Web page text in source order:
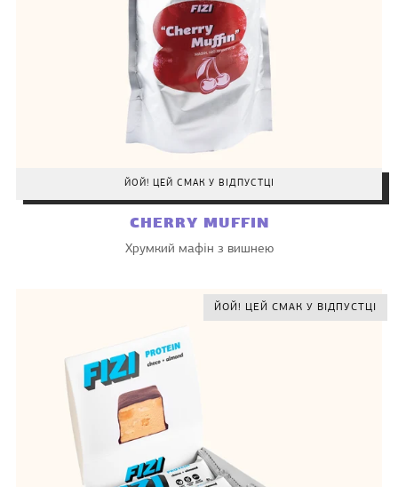
ЙОЙ! ЦЕЙ СМАК У ВІДПУСТЦІ
CHERRY MUFFIN
Хрумкий мафін з вишнею
ЙОЙ! ЦЕЙ СМАК У ВІДПУСТЦІ